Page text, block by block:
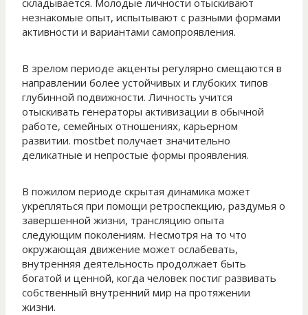
складывается. Молодые личности отыскивают
незнакомые опыт, испытывают с разными формами
активности и вариантами самопроявления.
В зрелом периоде акценты регулярно смещаются в
направлении более устойчивых и глубоких типов
глубинной подвижности. Личность учится
отыскивать генераторы активизации в обычной
работе, семейных отношениях, карьерном
развитии. mostbet получает значительно
деликатные и непростые формы проявления.
В пожилом периоде скрытая динамика может
укрепляться при помощи ретроспекцию, раздумья о
завершенной жизни, трансляцию опыта
следующим поколениям. Несмотря на то что
окружающая движение может ослабевать,
внутренняя деятельность продолжает быть
богатой и ценной, когда человек постиг развивать
собственный внутренний мир на протяжении
жизни.